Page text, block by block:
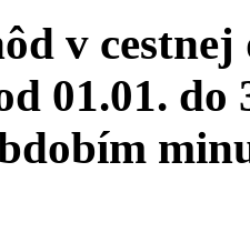
v cestnej
01.01. do